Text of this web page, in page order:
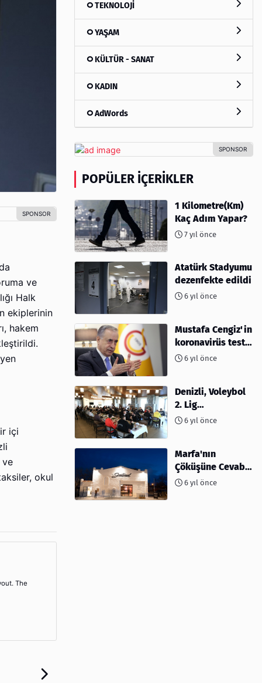
ve
Halk
ekiplerinin
hakem
içi
ve
okul
The
TEKNOLOJİ
YAŞAM
KÜLTÜR - SANAT
KADIN
AdWords
POPÜLER İÇERIKLER
1 Kilometre(Km)
Kaç Adım Yapar?
7 yıl önce
Atatürk Stadyumu
dezenfekte edildi
6 yıl önce
Mustafa Cengiz'in
koronavirüs test
sonucu açıklandı
6 yıl önce
Denizli, Voleybol
2. Lig
müsabakalarına
6 yıl önce
Marfa'nın
Çöküşüne Cevabı:
Kahve ve
6 yıl önce